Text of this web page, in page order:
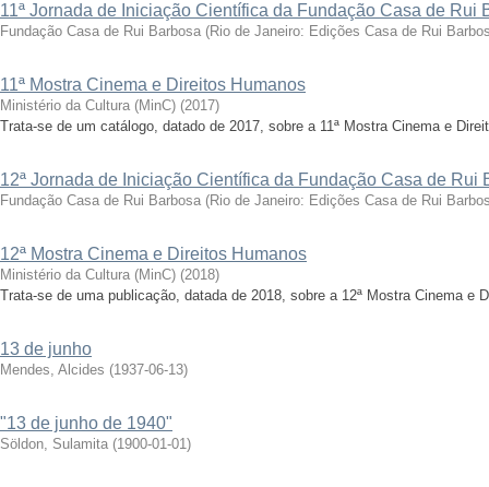
11ª Jornada de Iniciação Científica da Fundação Casa de Rui
Fundação Casa de Rui Barbosa (Rio de Janeiro: Edições Casa de Rui
11ª Mostra Cinema e Direitos Humanos
Ministério da Cultura (MinC) (2017)
Trata-se de um catálogo, datado de 2017, sobre a 11ª Mostra Cinema e
12ª Jornada de Iniciação Científica da Fundação Casa de Rui
Fundação Casa de Rui Barbosa (Rio de Janeiro: Edições Casa de Rui
12ª Mostra Cinema e Direitos Humanos
Ministério da Cultura (MinC) (2018)
Trata-se de uma publicação, datada de 2018, sobre a 12ª Mostra Cinema e
13 de junho
Mendes, Alcides (1937-06-13)
"13 de junho de 1940"
Söldon, Sulamita (1900-01-01)